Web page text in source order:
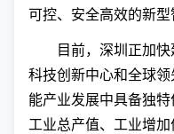
可控、安全高效的新型
目前，深圳正加
科技创新中心和全球
能产业发展中具备独
工业总产值、工业增